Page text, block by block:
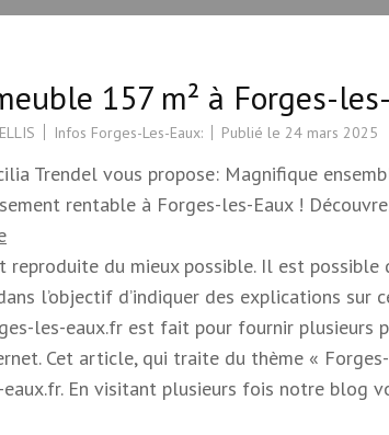
157 m² à Forges-
Infos Forges-Les-Eaux: Publié le 24 mars 2025
Trendel vous propose: Magnifique
rentable à Forges-les-Eaux !
reproduite du mieux possible. Il est possible
l’objectif d’indiquer des explications
les-eaux.fr est fait pour fournir plusieurs
Cet article, qui traite du thème «
En visitant plusieurs fois notre blog